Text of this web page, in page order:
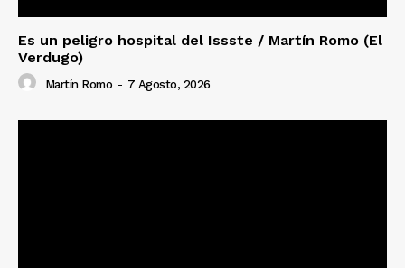
Es un peligro hospital del Issste / Martín Romo (El
Verdugo)
Martín Romo - 7 Agosto, 2026